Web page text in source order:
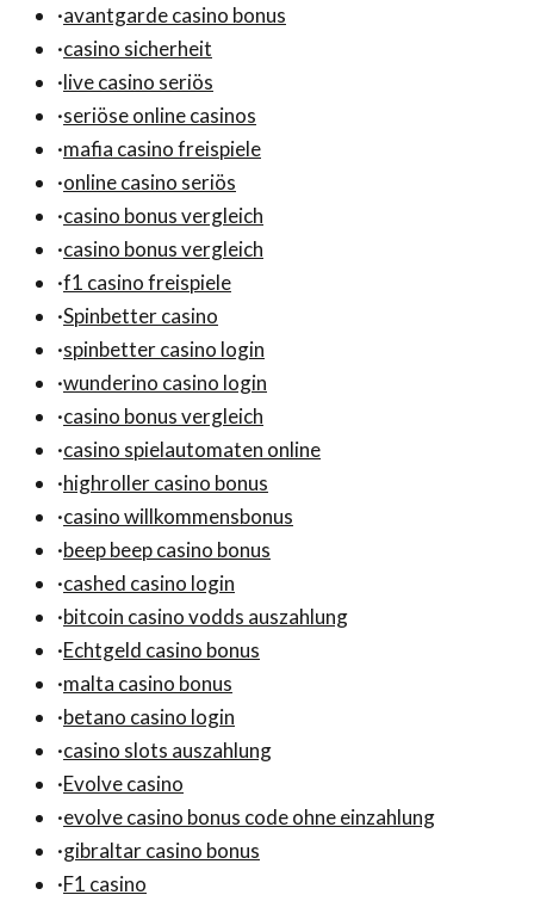
·avantgarde casino bonus
·casino sicherheit
·live casino seriös
·seriöse online casinos
·mafia casino freispiele
·online casino seriös
·casino bonus vergleich
·casino bonus vergleich
·f1 casino freispiele
·Spinbetter casino
·spinbetter casino login
·wunderino casino login
·casino bonus vergleich
·casino spielautomaten online
·highroller casino bonus
·casino willkommensbonus
·beep beep casino bonus
·cashed casino login
·bitcoin casino vodds auszahlung
·Echtgeld casino bonus
·malta casino bonus
·betano casino login
·casino slots auszahlung
·Evolve casino
·evolve casino bonus code ohne einzahlung
·gibraltar casino bonus
·F1 casino